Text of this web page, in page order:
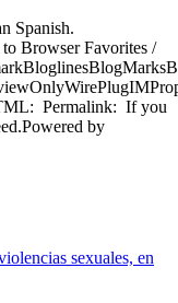
Spanish.
Browser Favorites /
Permalink: If you
by
sexuales, en